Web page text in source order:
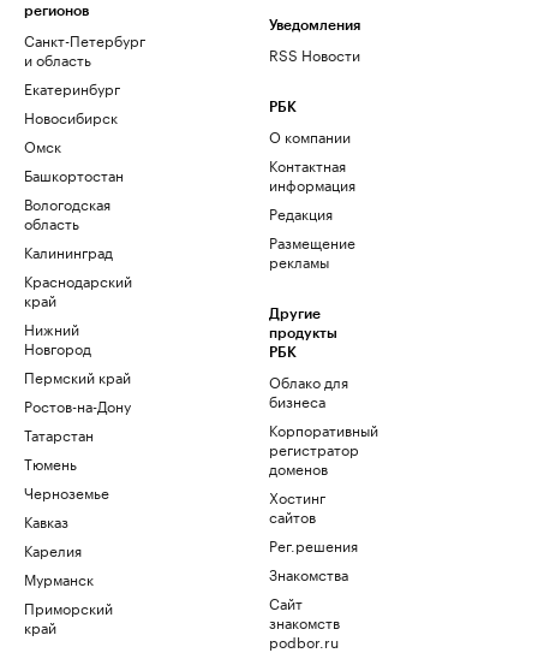
регионов
Санкт-Петербург
и область
Екатеринбург
Новосибирск
Омск
Башкортостан
Вологодская
область
Калининград
Краснодарский
край
Нижний
Новгород
Пермский край
Ростов-на-Дону
Татарстан
Тюмень
Черноземье
Кавказ
Карелия
Мурманск
Приморский
край
Уведомления
RSS Новости
РБК
О компании
Контактная
информация
Редакция
Размещение
рекламы
Другие
продукты
РБК
Облако для
бизнеса
Корпоративный
регистратор
доменов
Хостинг
сайтов
Рег.решения
Знакомства
Сайт
знакомств
podbor.ru